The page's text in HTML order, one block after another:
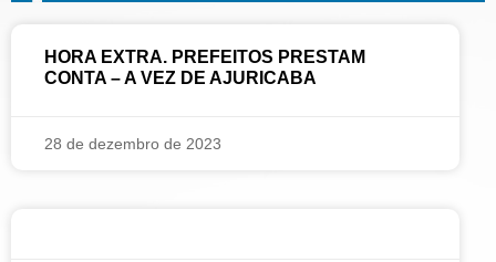
HORA EXTRA. PREFEITOS PRESTAM
CONTA – A VEZ DE AJURICABA
28 de dezembro de 2023